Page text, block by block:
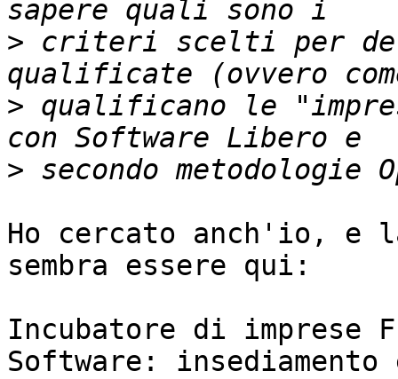
> criteri scelti per
> qualificano le
>
Ho cercato anch'io, e
sembra essere qui:
Incubatore di imprese
Software: insediamento